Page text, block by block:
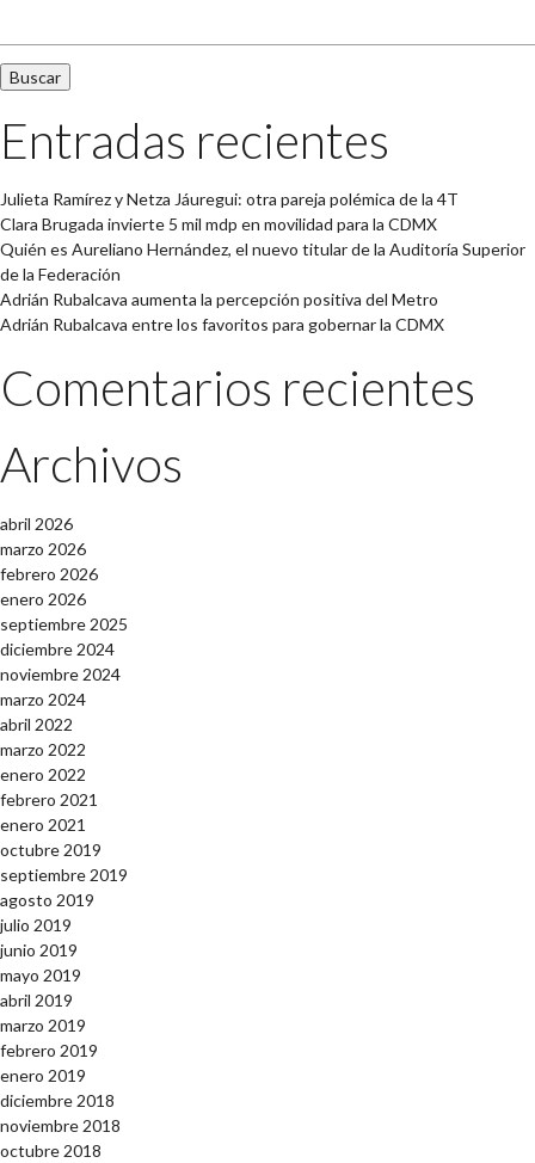
Entradas recientes
Julieta Ramírez y Netza Jáuregui: otra pareja polémica de la 4T
Clara Brugada invierte 5 mil mdp en movilidad para la CDMX
Quién es Aureliano Hernández, el nuevo titular de la Auditoría Superior
de la Federación
Adrián Rubalcava aumenta la percepción positiva del Metro
Adrián Rubalcava entre los favoritos para gobernar la CDMX
Comentarios recientes
Archivos
abril 2026
marzo 2026
febrero 2026
enero 2026
septiembre 2025
diciembre 2024
noviembre 2024
marzo 2024
abril 2022
marzo 2022
enero 2022
febrero 2021
enero 2021
octubre 2019
septiembre 2019
agosto 2019
julio 2019
junio 2019
mayo 2019
abril 2019
marzo 2019
febrero 2019
enero 2019
diciembre 2018
noviembre 2018
octubre 2018